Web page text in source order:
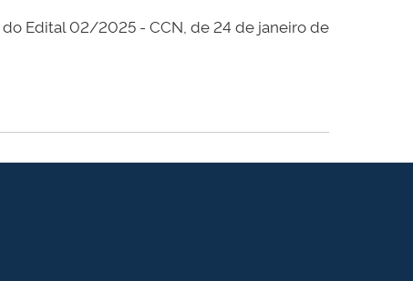
Edital 02/2025 - CCN, de 24 de janeiro de